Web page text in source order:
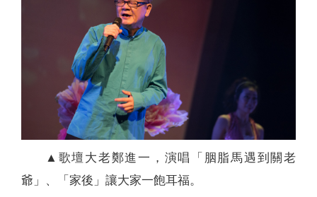
▲歌壇大老鄭進一，演唱「胭脂馬遇到關老
爺」、「家後」讓大家一飽耳福。